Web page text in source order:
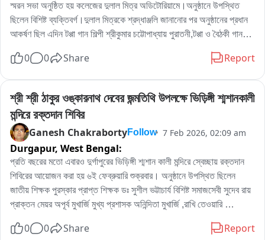
স্মরন সভা অনুষ্ঠিত হয় কলেজের দুলাল মিত্র অডিটোরিয়ামে।অনুষ্ঠানে উপস্থিত
ছিলেন বিশিষ্ট ব্যক্তিবর্গ।দুলাল মিত্রকে শ্রদ্ধাঞ্জলি জানানোর পর অনুষ্ঠানের প্রধান
আকর্ষণ ছিল এদিন টপ্পা গান শিল্পী শ্রীকুমার চট্টোপাধ্যায় পুরাতনী,টপ্পা ও বৈঠকী গান।
রাখেন।সেই সঙ্গে শ্রীকুমার চট্টোপাধ্যায়ের পুত্র ঋষিকুমার চট্টোপাধ্যায়ের তবলার বোল
0 0 Share Report
শ্রী শ্রী ঠাকুর ওঙ্কারনাথ দেবের জন্মতিথি উপলক্ষে ভিড়িঙ্গী শ্মশানকালী
মন্দিরে রক্তদান শিবির
Ganesh ChakrabortyFollow 7 Feb 2026, 02:09 am
Durgapur, West Bengal:
প্রতি বছরের মতো এবারও দুর্গাপুরের ভিড়িঙ্গী শ্মশান কালী মন্দিরে স্বেচ্ছায় রক্তদান
শিবিরের আয়োজন করা হয় ৬ই ফেব্রুয়ারি শুক্রবার। অনুষ্ঠানে উপস্থিত ছিলেন
জাতীয় শিক্ষক পুরস্কার প্রাপ্ত শিক্ষক ডঃ সুশীল ভট্টাচার্য বিশিষ্ট সমাজসেবী সুদেব রায়
প্রাক্তন মেয়র অপূর্ব মুখার্জি মুখ্য প্রশাসক অনিন্দিতা মুখার্জি ,রাখি তেওয়ারি
হাসপাতালের ব্লাড ব্যাংক সহযোগিতায় এই সুন্দর অনুষ্ঠান টি সুষ্ঠু ভাবে সম্পন্ন হয়।
0 0 Share Report